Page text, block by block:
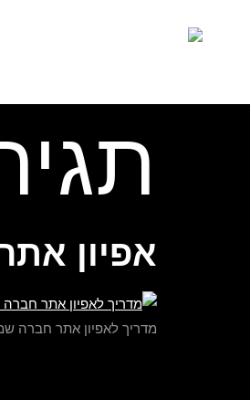
אפיון
מדריך לאפיון אתר חברה